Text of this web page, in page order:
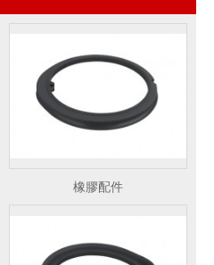
橡膠配件